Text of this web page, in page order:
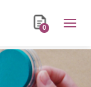
0